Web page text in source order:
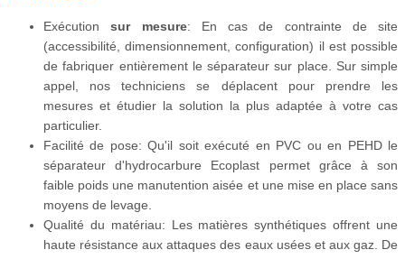
Exécutionsur mesure: En cas de contrainte de site
(accessibilité, dimensionnement, configuration) il est possible
de fabriquer entièrement le séparateur sur place. Sur simple
appel, nos techniciens se déplacent pour prendre les
mesures et étudier la solution la plus adaptée à votre cas
particulier.
Facilité de pose: Qu'il soit exécuté en PVC ou en PEHD le
séparateur d'hydrocarbure Ecoplast permet grâce à son
faible poids une manutention aisée et une mise en place sans
moyens de levage.
Qualité du matériau: Les matières synthétiques offrent une
haute résistance aux attaques des eaux usées et aux gaz. De